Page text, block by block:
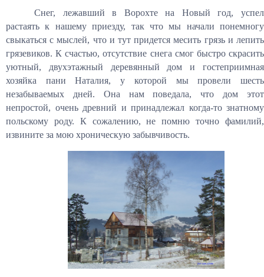
Снег, лежавший в Ворохте на Новый год, успел
растаять к нашему приезду, так что мы начали понемногу
свыкаться с мыслей, что и тут придется месить грязь и лепить
грязевиков. К счастью, отсутствие снега смог быстро скрасить
уютный, двухэтажный деревянный дом и гостеприимная
хозяйка пани Наталия, у которой мы провели шесть
незабываемых дней. Она нам поведала, что дом этот
непростой, очень древний и принадлежал когда-то знатному
польскому роду. К сожалению, не помню точно фамилий,
извините за мою хроническую забывчивость.